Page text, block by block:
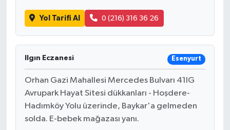
Yol Tarifi Al 0 (216) 316 36 26
Ilgın Eczanesi Esenyurt
Orhan Gazi Mahallesi Mercedes Bulvarı 41IG
Avrupark Hayat Sitesi dükkanları - Hoşdere-
Hadımköy Yolu üzerinde, Baykar'a gelmeden
solda. E-bebek mağazası yanı.